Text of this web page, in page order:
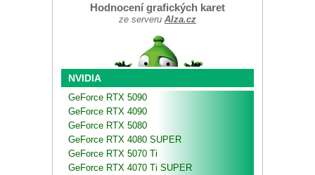
Hodnocení grafických karet
ze serveru Alza.cz
NVIDIA
GeForce RTX 5090
GeForce RTX 4090
GeForce RTX 5080
GeForce RTX 4080 SUPER
GeForce RTX 5070 Ti
GeForce RTX 4070 Ti SUPER